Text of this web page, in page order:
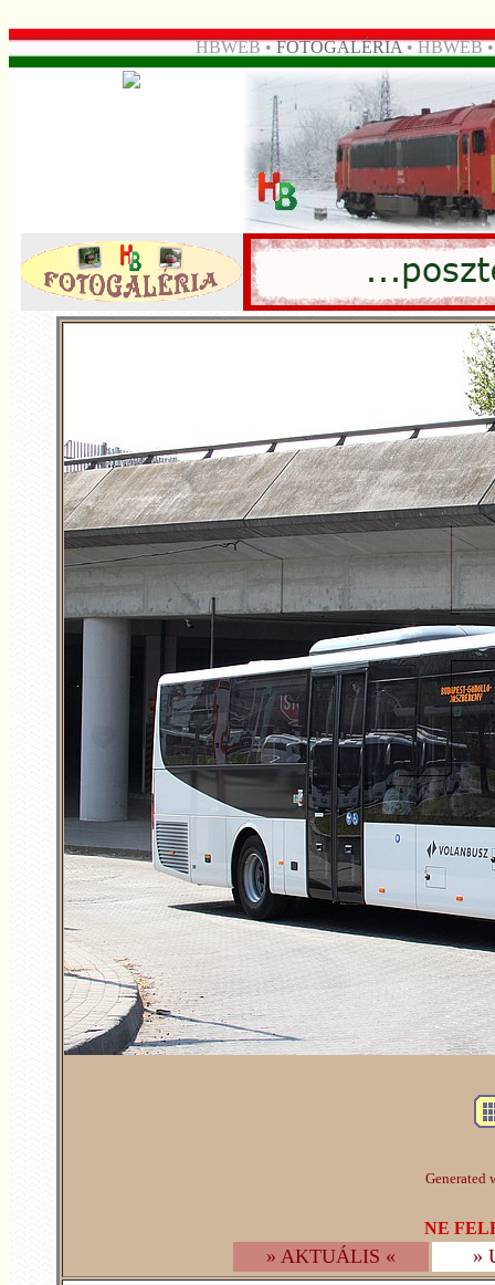
HBWEB •FOTOGALÉRIA• HBWEB
Generated
NE
» AKTUÁLIS « »